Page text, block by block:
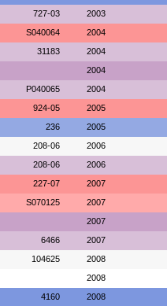
727-03 2003
S040064 2004
31183 2004
2004
P040065 2004
924-05 2005
236 2005
208-06 2006
208-06 2006
227-07 2007
S070125 2007
2007
6466 2007
104625 2008
2008
4160 2008